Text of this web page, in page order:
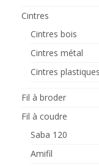
Cintres
Cintres bois
Cintres métal
Cintres plastiques
Fil à broder
Fil à coudre
Saba 120
Amifil